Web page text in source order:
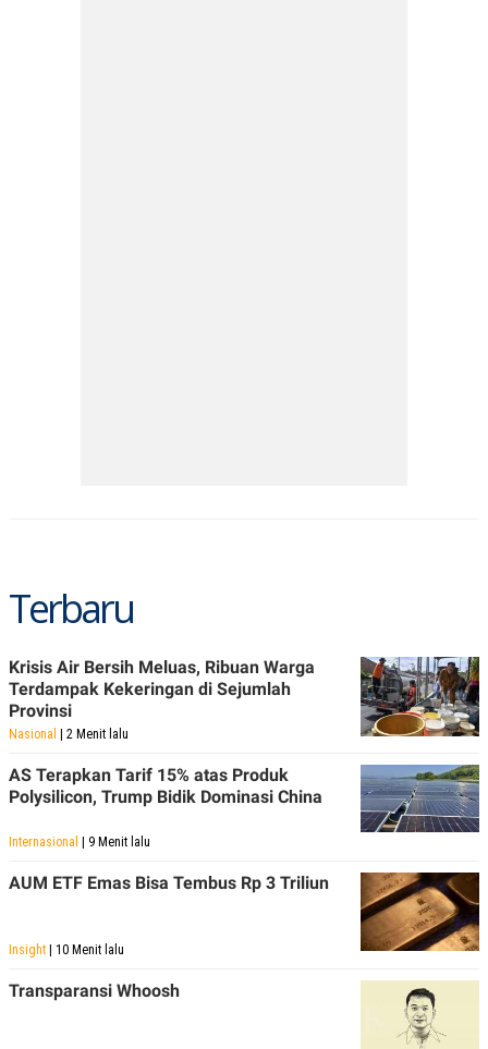
Terbaru
Krisis Air Bersih Meluas, Ribuan Warga
Terdampak Kekeringan di Sejumlah
Provinsi
Nasional | 2 Menit lalu
AS Terapkan Tarif 15% atas Produk
Polysilicon, Trump Bidik Dominasi China
Internasional | 9 Menit lalu
AUM ETF Emas Bisa Tembus Rp 3 Triliun
Insight | 10 Menit lalu
Transparansi Whoosh